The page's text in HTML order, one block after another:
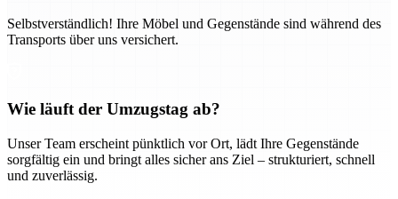
Selbstverständlich! Ihre Möbel und Gegenstände sind während des
Transports über uns versichert.
Wie läuft der Umzugstag ab?
Unser Team erscheint pünktlich vor Ort, lädt Ihre Gegenstände
sorgfältig ein und bringt alles sicher ans Ziel – strukturiert, schnell
und zuverlässig.